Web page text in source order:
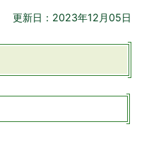
更新日：2023年12月05日